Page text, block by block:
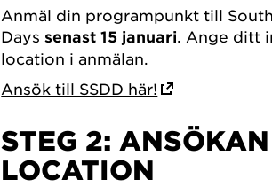
Anmäl din programpunkt till
Dayssenast 15 januari. Ange ditt
location i anmälan.
Ansök till SSDD här!
STEG 2:
LOCATION